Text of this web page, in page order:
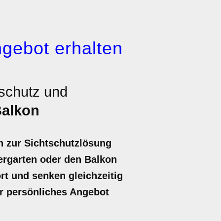
erhalten
und
zur Sichtschutzlösung
oder den Balkon
und senken gleichzeitig
persönliches Angebot